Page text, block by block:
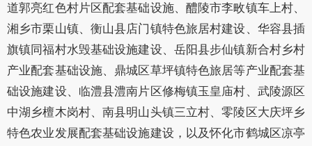
道郭亮红色村片区配套基础设施、醴陵市李畋镇车上村、
湘乡市栗山镇、衡山县店门镇特色旅居村建设、华容县插
旗镇同福村水毁基础设施建设、岳阳县步仙镇新合村乡村
产业配套基础设施、鼎城区草坪镇特色旅居等产业配套基
础设施建设、临澧县澧南片区修梅镇玉皇庙村、武陵源区
中湖乡檀木岗村、南县明山头镇三立村、零陵区大庆坪乡
特色农业发展配套基础设施建设，以及怀化市鹤城区凉亭